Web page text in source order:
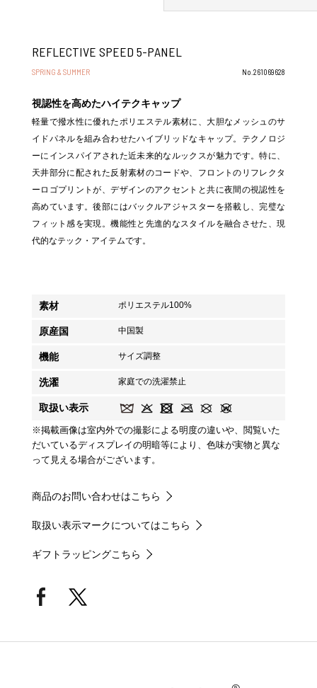
REFLECTIVE SPEED 5-PANEL
SPRING & SUMMER No.261069628
視認性を高めたハイテクキャップ
軽量で撥水性に優れたポリエステル素材に、大胆なメッシュのサ
イドパネルを組み合わせたハイブリッドなキャップ。テクノロジ
ーにインスパイアされた近未来的なルックスが魅力です。特に、
天井部分に配された反射素材のコードや、フロントのリフレクタ
ーロゴプリントが、デザインのアクセントと共に夜間の視認性を
高めています。後部にはバックルアジャスターを搭載し、完璧な
フィット感を実現。機能性と先進的なスタイルを融合させた、現
代的なテック・アイテムです。
素材 ポリエステル100%
原産国 中国製
機能 サイズ調整
洗濯 家庭での洗濯禁止
取扱い表示
※掲載画像は室内外での撮影による明度の違いや、閲覧いた
だいているディスプレイの明暗等により、色味が実物と異な
って見える場合がございます。
商品のお問い合わせはこちら
取扱い表示マークについてはこちら
ギフトラッピングこちら